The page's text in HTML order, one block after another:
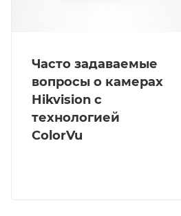
Часто задаваемые
вопросы о камерах
Hikvision с
технологией
ColorVu